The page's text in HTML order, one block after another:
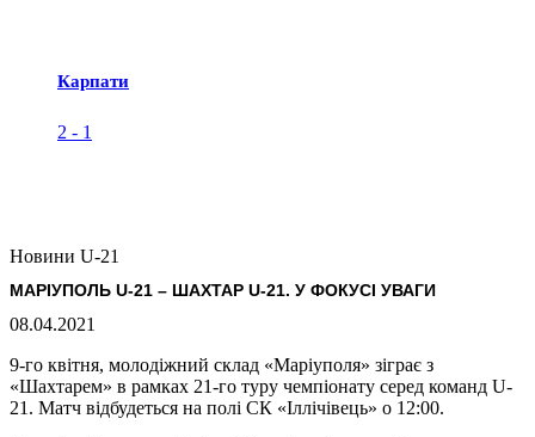
Карпати
2 - 1
Новини U-21
МАРІУПОЛЬ U-21 – ШАХТАР U-21. У ФОКУСІ УВАГИ
08.04.2021
9-го квітня, молодіжний склад «Маріуполя» зіграє з
«Шахтарем» в рамках 21-го туру чемпіонату серед команд U-
21. Матч відбудеться на полі СК «Іллічівець» о 12:00.